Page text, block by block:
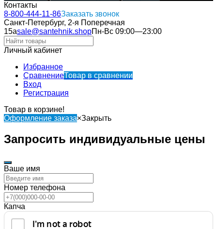
Контакты
8-800-444-11-86Заказать звонок
Санкт-Петербург, 2-я Поперечная
15аsale@santehnik.shopПн-Вс 09:00—23:00
Личный кабинет
Избранное
СравнениеТовар в сравнении
Вход
Регистрация
Товар в корзине!
Оформление заказа×Закрыть
Запросить индивидуальные цены
Ваше имя
Номер телефона
Капча